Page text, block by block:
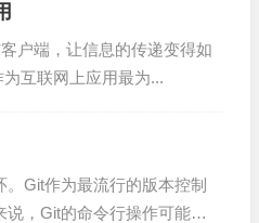
户端，让信息的传递变得如
互联网上应用最为...
Git作为最流行的版本控制
，Git的命令行操作可能会